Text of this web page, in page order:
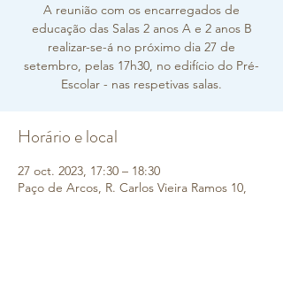
A reunião com os encarregados de
educação das Salas 2 anos A e 2 anos B
realizar-se-á no próximo dia 27 de
setembro, pelas 17h30, no edifício do Pré-
Horário e local
27 oct. 2023, 17:30 – 18:30
Paço de Arcos, R. Carlos Vieira Ramos 10,